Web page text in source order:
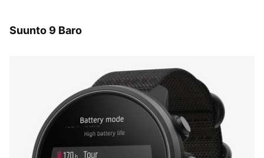
Suunto 9 Baro